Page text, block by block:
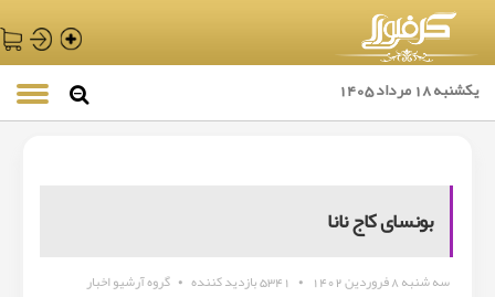
یکشنبه 18 مرداد 1405
بونسای کاج نانا
سه شنبه 8 فروردین 1402 •
• گروه آرشیو اخبار